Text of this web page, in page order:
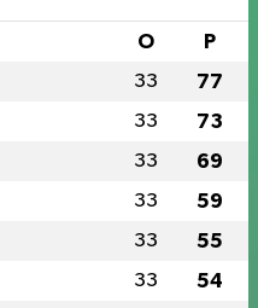
O P
33 77
33 73
33 69
33 59
33 55
33 54